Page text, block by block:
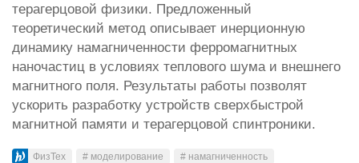
терагерцовой физики. Предложенный
теоретический метод описывает инерционную
динамику намагниченности ферромагнитных
наночастиц в условиях теплового шума и внешнего
магнитного поля. Результаты работы позволят
ускорить разработку устройств сверхбыстрой
магнитной памяти и терагерцовой спинтроники.
ФизТех # моделирование
# намагниченность